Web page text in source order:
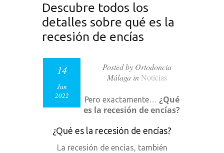
Descubre todos los
detalles sobre qué es la
recesión de encías
Posted by Ortodoncia
Málaga in Noticias
14
Jun
2022
Pero exactamente… ¿Qué
es la recesión de encías?
¿Qué es la recesión de encías?
La recesión de encías, también